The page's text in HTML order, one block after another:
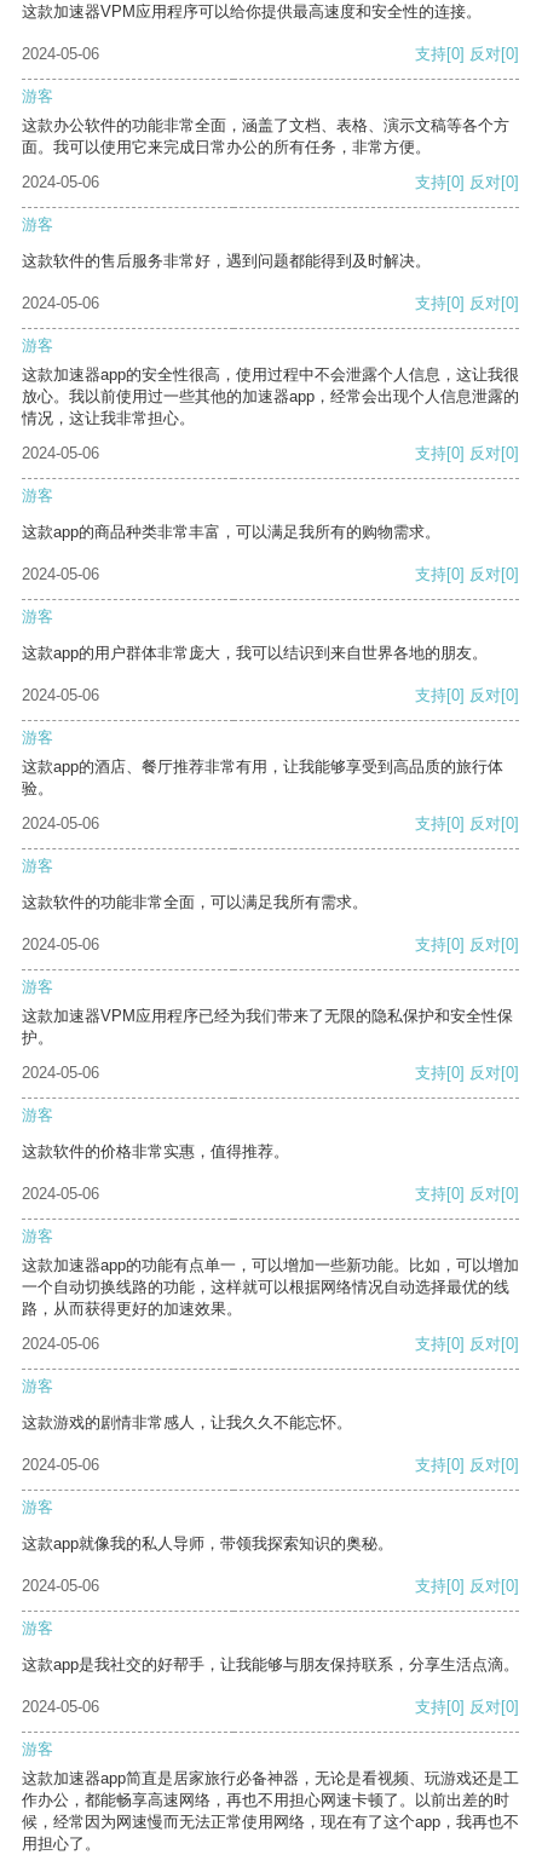
这款加速器VPM应用程序可以给你提供最高速度和安全性的连接。
2024-05-06 支持[0] 反对[0]
游客
这款办公软件的功能非常全面，涵盖了文档、表格、演示文稿等各个方
面。我可以使用它来完成日常办公的所有任务，非常方便。
2024-05-06
支持[0] 反对[0]
游客
这款软件的售后服务非常好，遇到问题都能得到及时解决。
2024-05-06 支持[0] 反对[0]
游客
这款加速器app的安全性很高，使用过程中不会泄露个人信息，这让我很
放心。我以前使用过一些其他的加速器app，经常会出现个人信息泄露的
情况，这让我非常担心。
2024-05-06
支持[0] 反对[0]
游客
这款app的商品种类非常丰富，可以满足我所有的购物需求。
2024-05-06 支持[0] 反对[0]
游客
这款app的用户群体非常庞大，我可以结识到来自世界各地的朋友。
2024-05-06 支持[0] 反对[0]
游客
这款app的酒店、餐厅推荐非常有用，让我能够享受到高品质的旅行体
验。
2024-05-06
支持[0] 反对[0]
游客
这款软件的功能非常全面，可以满足我所有需求。
2024-05-06 支持[0] 反对[0]
游客
这款加速器VPM应用程序已经为我们带来了无限的隐私保护和安全性保
护。
2024-05-06
支持[0] 反对[0]
游客
这款软件的价格非常实惠，值得推荐。
2024-05-06 支持[0] 反对[0]
游客
这款加速器app的功能有点单一，可以增加一些新功能。比如，可以增加
一个自动切换线路的功能，这样就可以根据网络情况自动选择最优的线
路，从而获得更好的加速效果。
2024-05-06
支持[0] 反对[0]
游客
这款游戏的剧情非常感人，让我久久不能忘怀。
2024-05-06 支持[0] 反对[0]
游客
这款app就像我的私人导师，带领我探索知识的奥秘。
2024-05-06 支持[0] 反对[0]
游客
这款app是我社交的好帮手，让我能够与朋友保持联系，分享生活点滴。
2024-05-06 支持[0] 反对[0]
游客
这款加速器app简直是居家旅行必备神器，无论是看视频、玩游戏还是工
作办公，都能畅享高速网络，再也不用担心网速卡顿了。以前出差的时
候，经常因为网速慢而无法正常使用网络，现在有了这个app，我再也不
用担心了。